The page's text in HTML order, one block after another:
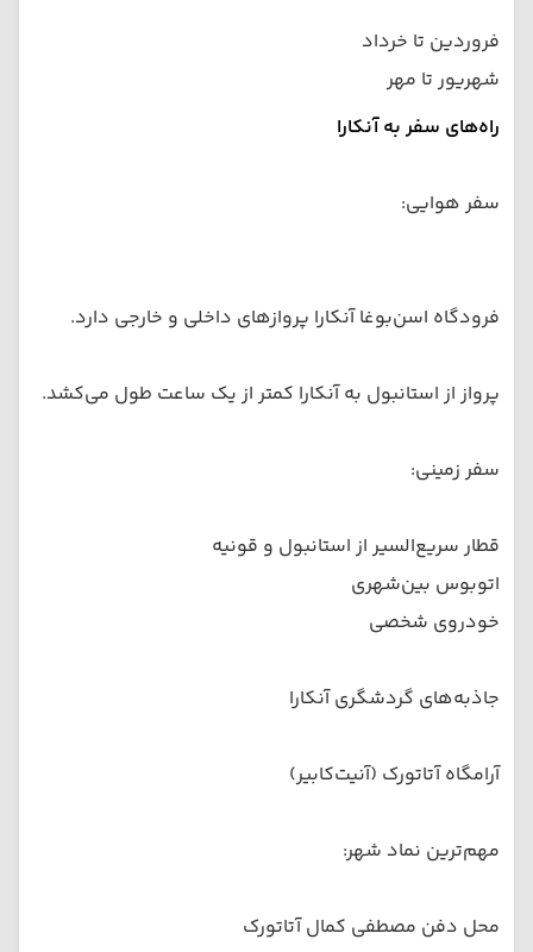
فروردین تا خرداد
شهریور تا مهر
راه‌های سفر به آنکارا
سفر هوایی:
فرودگاه اسن‌بوغا آنکارا پروازهای داخلی و خارجی دارد.
پرواز از استانبول به آنکارا کمتر از یک ساعت طول می‌کشد.
سفر زمینی:
قطار سریع‌السیر از استانبول و قونیه
اتوبوس بین‌شهری
خودروی شخصی
جاذبه‌های گردشگری آنکارا
آرامگاه آتاتورک (آنیت‌کابیر)
مهم‌ترین نماد شهر:
محل دفن مصطفی کمال آتاتورک